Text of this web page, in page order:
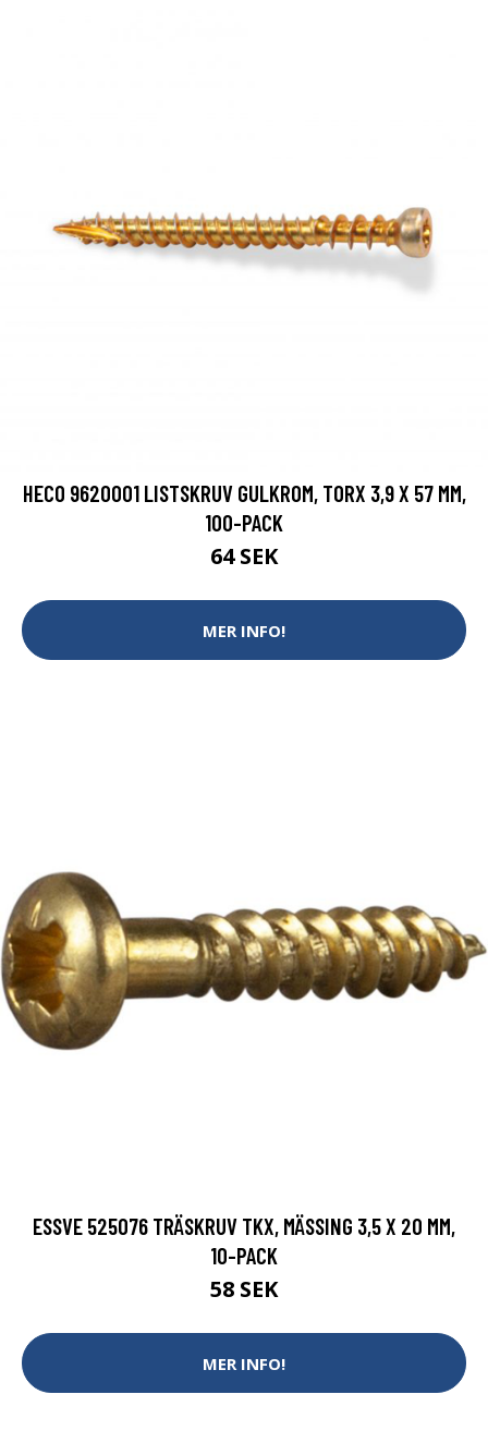
HECO 9620001 LISTSKRUV GULKROM, TORX 3,9 X 57 MM,
100-PACK
64 SEK
MER INFO!
ESSVE 525076 TRÄSKRUV TKX, MÄSSING 3,5 X 20 MM,
10-PACK
58 SEK
MER INFO!